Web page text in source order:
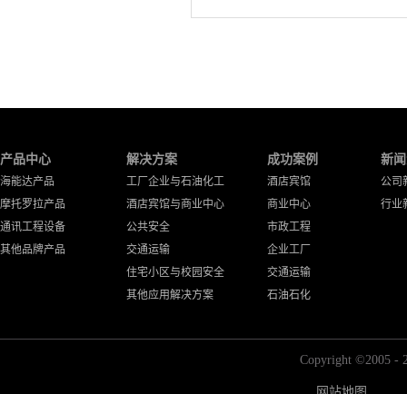
产品中心
海能达产品
摩托罗拉产品
通讯工程设备
其他品牌产品
解决方案
工厂企业与石油化工
酒店宾馆与商业中心
公共安全
交通运输
住宅小区与校园安全
其他应用解决方案
成功案例
酒店宾馆
商业中心
市政工程
企业工厂
交通运输
石油石化
新
公司
行业
Copyright ©2005 -
网站地图